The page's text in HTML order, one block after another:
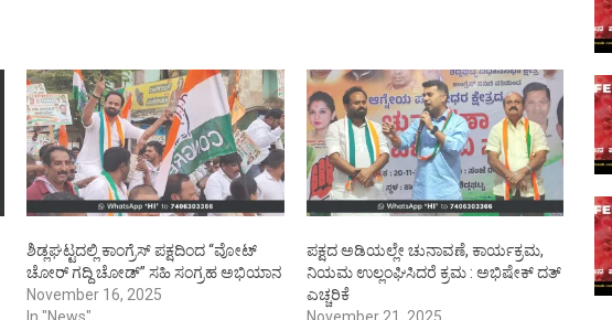
ಶಿಡ್ಲಘಟ್ಟದಲ್ಲಿ ಕಾಂಗ್ರೆಸ್ ಪಕ್ಷದಿಂದ “ವೋಟ್
ಚೋರ್ ಗದ್ದಿ ಚೋಡ್” ಸಹಿ ಸಂಗ್ರಹ ಅಭಿಯಾನ
November 16, 2025
ಪಕ್ಷದ ಅಡಿಯಲ್ಲೇ ಚುನಾವಣೆ, ಕಾರ್ಯಕ್ರಮ,
ನಿಯಮ ಉಲ್ಲಂಘಿಸಿದರೆ ಕ್ರಮ : ಅಭಿಷೇಕ್ ದತ್
ಎಚ್ಚರಿಕೆ